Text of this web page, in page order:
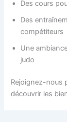
Des cours
Des
compétiteurs
Une
judo
Rejoignez-nous
découvrir les